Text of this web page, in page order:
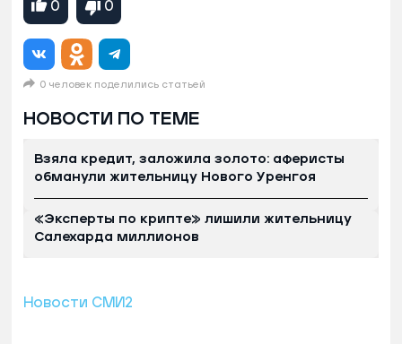
0 0
0 человек поделились статьей
НОВОСТИ ПО ТЕМЕ
Взяла кредит, заложила золото: аферисты
обманули жительницу Нового Уренгоя
«Эксперты по крипте» лишили жительницу
Салехарда миллионов
Новости СМИ2